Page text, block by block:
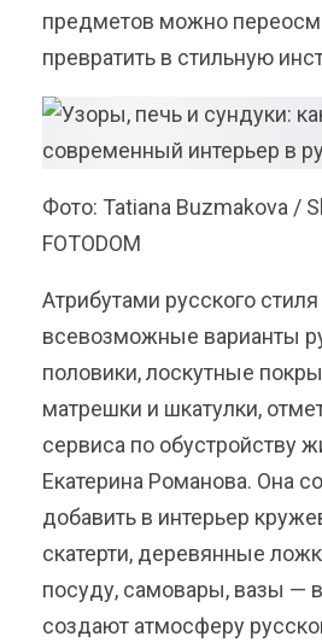
предметов можно
превратить в стильную
Фото: Tatiana Buzmakova /
FOTODOM
Атрибутами русского
всевозможные варианты
половики, лоскутные
матрешки и шкатулки,
сервиса по обустройству
Екатерина Романова. Она
добавить в интерьер
скатерти, деревянные
посуду, самовары, вазы —
создают атмосферу